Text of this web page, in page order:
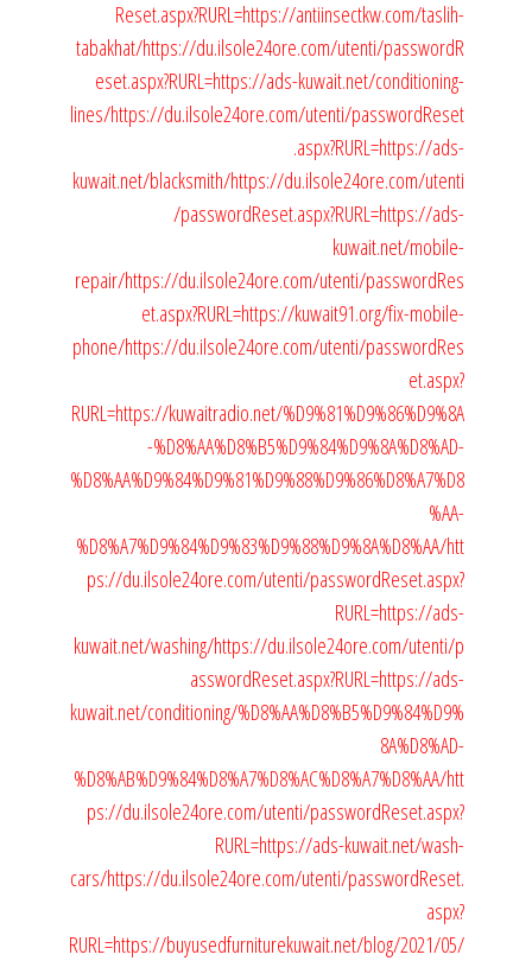
Reset.aspx?RURL=https://antiinsectkw.com/taslih-
tabakhat/https://du.ilsole24ore.com/utenti/passwordR
eset.aspx?RURL=https://ads-kuwait.net/conditioning-
lines/https://du.ilsole24ore.com/utenti/passwordReset
.aspx?RURL=https://ads-
kuwait.net/blacksmith/https://du.ilsole24ore.com/utenti
/passwordReset.aspx?RURL=https://ads-
kuwait.net/mobile-
repair/https://du.ilsole24ore.com/utenti/passwordRes
et.aspx?RURL=https://kuwait91.org/fix-mobile-
phone/https://du.ilsole24ore.com/utenti/passwordRes
et.aspx?
RURL=https://kuwaitradio.net/%D9%81%D9%86%D9%8A
-%D8%AA%D8%B5%D9%84%D9%8A%D8%AD-
%D8%AA%D9%84%D9%81%D9%88%D9%86%D8%A7%D8
%AA-
%D8%A7%D9%84%D9%83%D9%88%D9%8A%D8%AA/htt
ps://du.ilsole24ore.com/utenti/passwordReset.aspx?
RURL=https://ads-
kuwait.net/washing/https://du.ilsole24ore.com/utenti/p
asswordReset.aspx?RURL=https://ads-
kuwait.net/conditioning/%D8%AA%D8%B5%D9%84%D9%
8A%D8%AD-
%D8%AB%D9%84%D8%A7%D8%AC%D8%A7%D8%AA/htt
ps://du.ilsole24ore.com/utenti/passwordReset.aspx?
RURL=https://ads-kuwait.net/wash-
cars/https://du.ilsole24ore.com/utenti/passwordReset.
aspx?
RURL=https://buyusedfurniturekuwait.net/blog/2021/05/